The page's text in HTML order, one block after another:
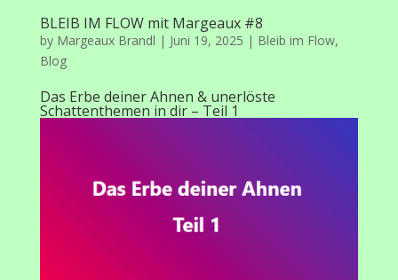
BLEIB IM FLOW mit Margeaux #8
by Margeaux Brandl | Juni 19, 2025 | Bleib im Flow,
Blog
Das Erbe deiner Ahnen & unerlöste
Schattenthemen in dir – Teil 1